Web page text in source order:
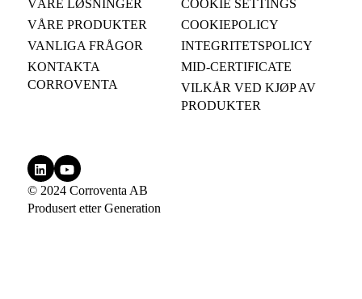
VÅRE LØSNINGER
VÅRE PRODUKTER
VANLIGA FRÅGOR
KONTAKTA
CORROVENTA
COOKIE SETTINGS
COOKIEPOLICY
INTEGRITETSPOLICY
MID-CERTIFICATE
VILKÅR VED KJØP AV
PRODUKTER
© 2024 Corroventa AB
Produsert etterGeneration